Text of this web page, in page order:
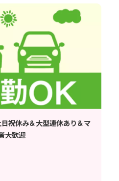
日祝休み＆大型連休あり＆マ
大歓迎